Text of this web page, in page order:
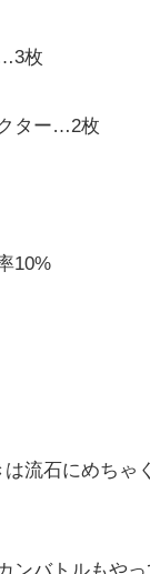
枚
ター…2枚
10%
流石にめちゃ
ンバトルもや